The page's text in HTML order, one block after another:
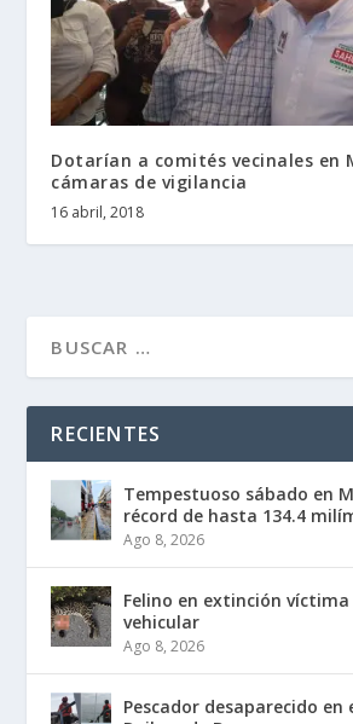
Dotarían a comités vecinales en
cámaras de vigilancia
16 abril, 2018
RECIENTES
Tempestuoso sábado en
récord de hasta 134.4
Ago 8, 2026
Felino en extinción
vehicular
Ago 8, 2026
Pescador desaparecido